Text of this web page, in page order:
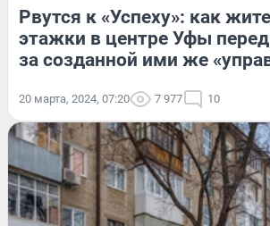
Рвутся к «Успеху»: как
этажки в центре Уфы
за созданной ими же
20 марта, 2024, 07:20 7 977 10